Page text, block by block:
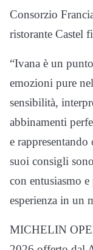
Consorzio
ristorante Castel
“Ivana è un
emozioni pure
sensibilità,
abbinamenti
e
suoi consigli
con entusiasmo
esperienza in un
MICHELIN